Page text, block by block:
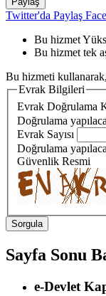
Twitter'da Paylaş
Bu hizmet
Bu hizmet tek
Bu hizmeti
Evrak Bilgileri
Evrak Doğrulama
Doğrulama
Evrak Sayısı
Doğrulama
Güvenlik Resmi
Sayfa Sonu
e-Devlet